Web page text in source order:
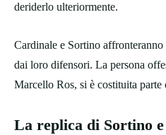
deriderlo ulteriormente.
Cardinale e Sortino
dai loro difensori. La persona
Marcello Ros, si è costituita parte
La replica di Sortino